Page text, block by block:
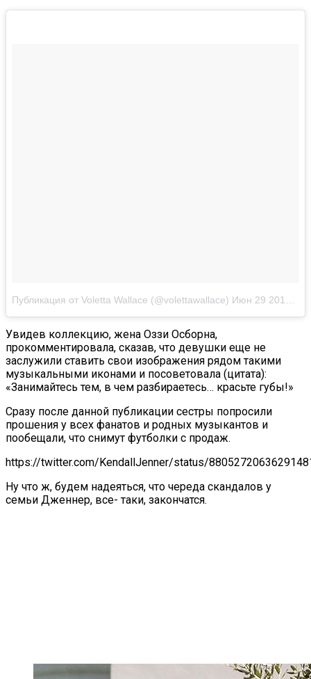
Публикация от Voletta Wallace (@volettawallace) Июн 29 2017 в 9:31 PDT
Увидев коллекцию, жена Оззи Осборна,
прокомментировала, сказав, что девушки еще не
заслужили ставить свои изображения рядом такими
музыкальными иконами и посоветовала (цитата):
«Занимайтесь тем, в чем разбираетесь… красьте губы!»
Сразу после данной публикации сестры попросили
прошения у всех фанатов и родных музыкантов и
пообещали, что снимут футболки с продаж.
https://twitter.com/KendallJenner/status/
Ну что ж, будем надеяться, что череда скандалов у
семьи Дженнер, все- таки, закончатся.